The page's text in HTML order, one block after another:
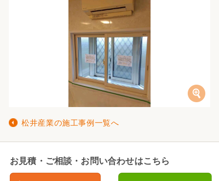
松井産業の施工事例一覧へ
お見積・ご相談・お問い合わせはこちら